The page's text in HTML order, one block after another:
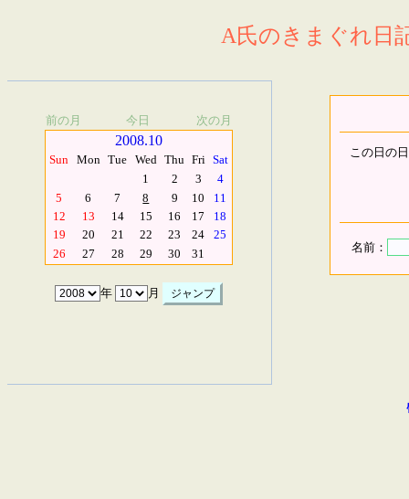
A氏のきまぐれ日
前の月 今日 次の月
2008.10
Sun Mon Tue Wed Thu Fri Sat
1
2 3
4
5
6 7 8 9 10
11
12
13 14 15 16 17
18
19
20 21 22 23 24
25
26
27 28 29 30 31
年 月
この日の
名前：